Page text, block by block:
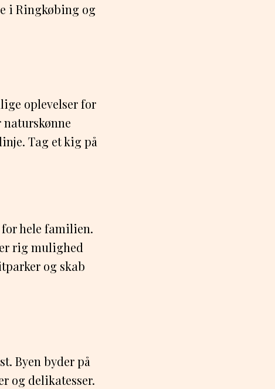
i Ringkøbing og
oplevelser for
naturskønne
Tag et kig på
hele familien.
rig mulighed
og skab
Byen byder på
og delikatesser.